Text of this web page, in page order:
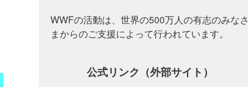
WWFの活動は、世界の500万人の有志のみなさ
まからのご支援によって行われています。
公式リンク（外部サイト）